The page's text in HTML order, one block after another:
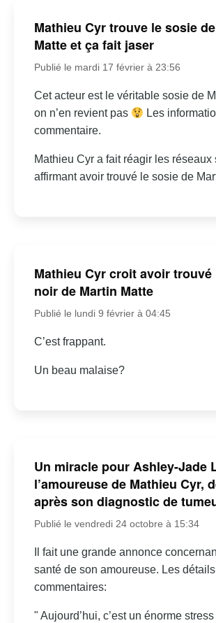
Mathieu Cyr trouve le sosie
Matte et ça fait jaser
Publié le mardi 17 février à 23:56
Cet acteur est le véritable sosie de
on n’en revient pas
Les
commentaire.
Mathieu Cyr a fait réagir les réseaux
affirmant avoir trouvé le sosie de
Mathieu Cyr croit avoir trouvé
noir de Martin Matte
Publié le lundi 9 février à 04:45
C’est frappant.
Un beau malaise?
Un miracle pour Ashley-Jade
l’amoureuse de Mathieu Cyr,
après son diagnostic de
Publié le vendredi 24 octobre à 15:34
Il fait une grande annonce
santé de son amoureuse. Les
commentaires:
" Aujourd’hui, c’est un énorme